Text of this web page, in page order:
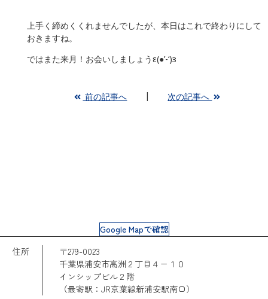
上手く締めくくれませんでしたが、本日はこれで終わりにして
おきますね。
ではまた来月！お会いしましょうε(●’-‘)з
前の記事へ 次の記事へ
Google Mapで確認
住所
〒279-0023
千葉県浦安市高洲２丁目４ー１０
インシップビル２階
（最寄駅：JR京葉線新浦安駅南口）